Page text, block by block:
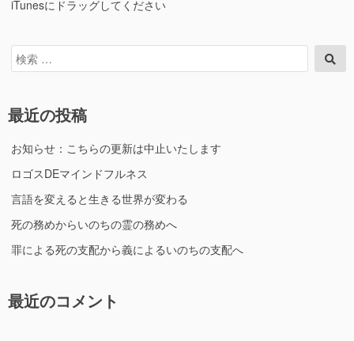
iTunesにドラッグしてください
検
索
索
最近の投稿
お知らせ：こちらの更新は中止いたします
ロゴスDEマインドフルネス
言語を変えると生きる世界が変わる
死の務めからいのちの霊の務めへ
罪による死の支配から義によるいのちの支配へ
最近のコメント